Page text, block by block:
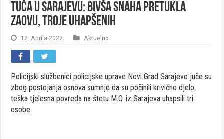
Tuča u Sarajevu: Bivša snaha pretukla
zaovu, troje uhapšenih
12. Aprila 2022. Aktuelno
Policijski službenici policijske uprave Novi Grad Sarajevo juče su
zbog postojanja osnova sumnje da su počinili krivično djelo
teška tjelesna povreda na štetu M.O. iz Sarajeva uhapsili tri
osobe.